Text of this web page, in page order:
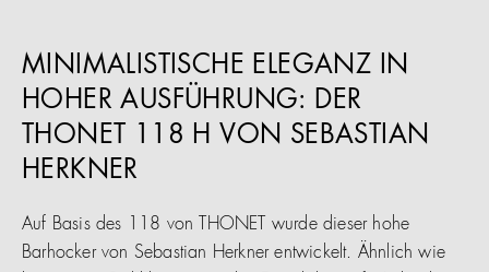
MINIMALISTISCHE ELEGANZ IN
HOHER AUSFÜHRUNG: DER
THONET 118 H VON SEBASTIAN
HERKNER
Auf Basis des 118 von THONET wurde dieser hohe
Barhocker von Sebastian Herkner entwickelt. Ähnlich wie